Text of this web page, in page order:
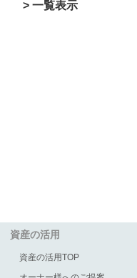
> 一覧表示
資産の活用
資産の活用TOP